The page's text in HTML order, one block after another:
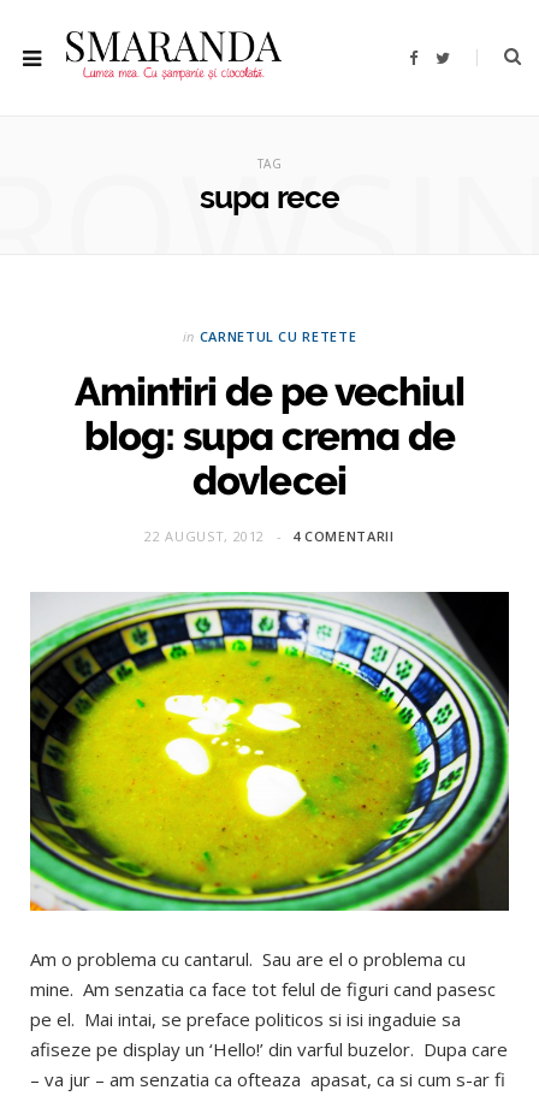
F
T
TAG
supa rece
in CARNETUL CU RETETE
Amintiri de pe vechiul
blog: supa crema de
dovlecei
22 AUGUST, 2012 4 COMENTARII
Am o problema cu cantarul. Sau are el o problema cu
mine. Am senzatia ca face tot felul de figuri cand pasesc
pe el. Mai intai, se preface politicos si isi ingaduie sa
afiseze pe display un ‘Hello!’ din varful buzelor. Dupa care
– va jur – am senzatia ca ofteaza apasat, ca si cum s-ar fi